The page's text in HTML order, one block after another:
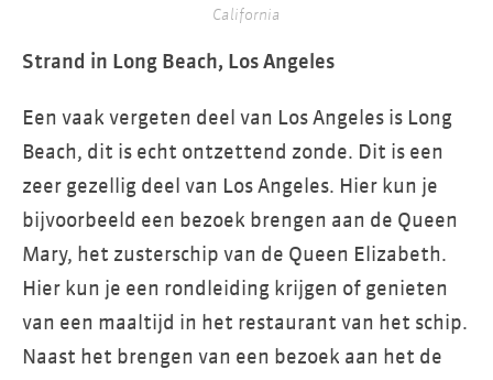
California
Strand in Long Beach, Los Angeles
Een vaak vergeten deel van Los Angeles is Long
Beach, dit is echt ontzettend zonde. Dit is een
zeer gezellig deel van Los Angeles. Hier kun je
bijvoorbeeld een bezoek brengen aan de Queen
Mary, het zusterschip van de Queen Elizabeth.
Hier kun je een rondleiding krijgen of genieten
van een maaltijd in het restaurant van het schip.
Naast het brengen van een bezoek aan het de